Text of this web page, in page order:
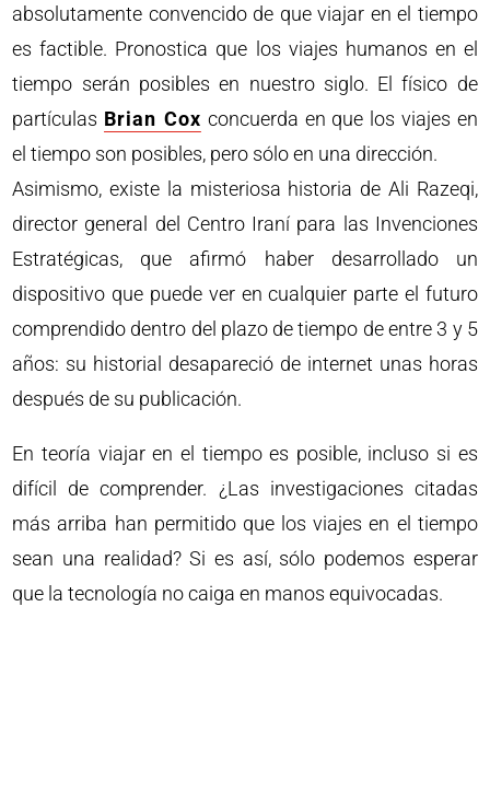
absolutamente convencido de que viajar en el tiempo
es factible. Pronostica que los viajes humanos en el
tiempo serán posibles en nuestro siglo. El físico de
partículas Brian Cox concuerda en que los viajes en
el tiempo son posibles, pero sólo en una dirección.
Asimismo, existe la misteriosa historia de Ali Razeqi,
director general del Centro Iraní para las Invenciones
Estratégicas, que afirmó haber desarrollado un
dispositivo que puede ver en cualquier parte el futuro
comprendido dentro del plazo de tiempo de entre 3 y 5
años: su historial desapareció de internet unas horas
después de su publicación.
En teoría viajar en el tiempo es posible, incluso si es
difícil de comprender. ¿Las investigaciones citadas
más arriba han permitido que los viajes en el tiempo
sean una realidad? Si es así, sólo podemos esperar
que la tecnología no caiga en manos equivocadas.